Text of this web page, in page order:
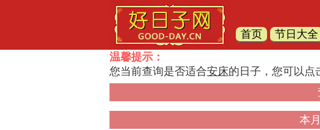
首页 节日大全
温馨提示：
您当前查询是否适合安床的日子，您可以点
本